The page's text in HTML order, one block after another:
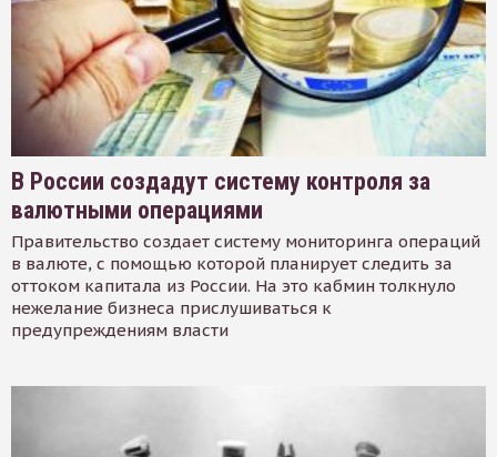
В России создадут систему контроля за
валютными операциями
Правительство создает систему мониторинга операций
в валюте, с помощью которой планирует следить за
оттоком капитала из России. На это кабмин толкнуло
нежелание бизнеса прислушиваться к
предупреждениям власти